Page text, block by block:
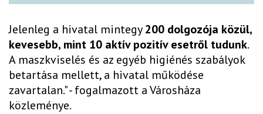
Jelenleg a hivatal mintegy200 dolgozója közül,
kevesebb, mint 10 aktív pozitív esetről tudunk.
A maszkviselés és az egyéb higiénés szabályok
betartása mellett, a hivatal működése
zavartalan." - fogalmazott a Városháza
közleménye.